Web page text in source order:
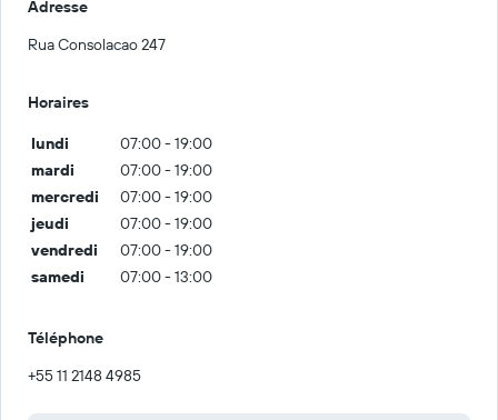
Adresse
Rua Consolacao 247
Horaires
lundi
07:00 - 19:00
mardi
07:00 - 19:00
mercredi
07:00 - 19:00
jeudi
07:00 - 19:00
vendredi
07:00 - 19:00
samedi
07:00 - 13:00
Téléphone
+55 11 2148 4985